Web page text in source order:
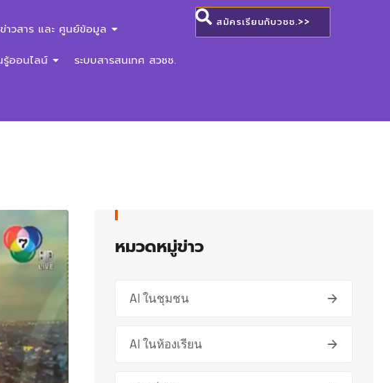
ข่าวสาร และ ศูนย์ข้อมูล
รู้ออนไลน์ ระบบสารสนเทศ สวชช.
สมัครเรียนกับวชช.>>
หมวดหมู่ข่าว
AI ในชุมชน
AI ในห้องเรียน